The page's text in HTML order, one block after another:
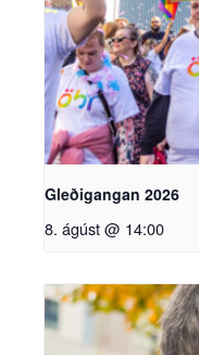
Gleðigangan 2026
8. ágúst @ 14:00